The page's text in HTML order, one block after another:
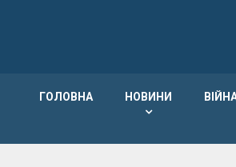
ГОЛОВНА НОВИНИ